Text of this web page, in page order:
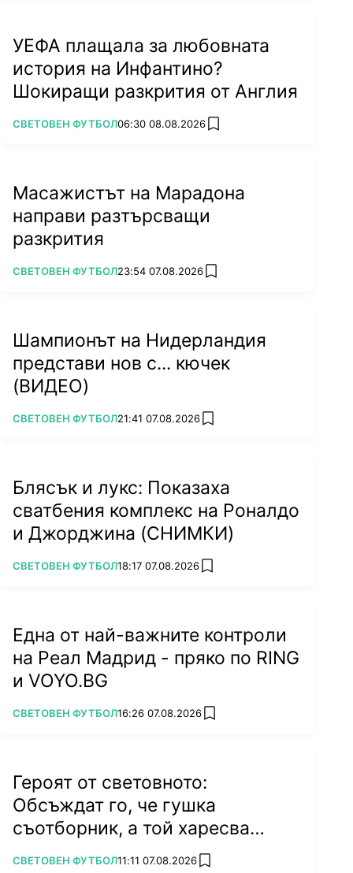
УЕФА плащала за любовната
история на Инфантино?
Шокиращи разкрития от Англия
ПОВЕЧЕ ОТ
СВЕТОВЕН ФУТБОЛ06:30 08.08.2026 add favorites
Масажистът на Марадона
направи разтърсващи
разкрития
ПОВЕЧЕ ОТ
СВЕТОВЕН ФУТБОЛ23:54 07.08.2026 add favorites
Шампионът на Нидерландия
представи нов с... кючек
(ВИДЕО)
ПОВЕЧЕ ОТ
СВЕТОВЕН ФУТБОЛ21:41 07.08.2026 add favorites
Блясък и лукс: Показаха
сватбения комплекс на Роналдо
и Джорджина (СНИМКИ)
ПОВЕЧЕ ОТ
СВЕТОВЕН ФУТБОЛ18:17 07.08.2026 add favorites
Една от най-важните контроли
на Реал Мадрид - пряко по RING
и VOYO.BG
ПОВЕЧЕ ОТ
СВЕТОВЕН ФУТБОЛ16:26 07.08.2026 add favorites
Героят от световното:
Обсъждат го, че гушка
съотборник, а той харесва
бившата на колега
ПОВЕЧЕ ОТ
СВЕТОВЕН ФУТБОЛ11:11 07.08.2026 add favorites